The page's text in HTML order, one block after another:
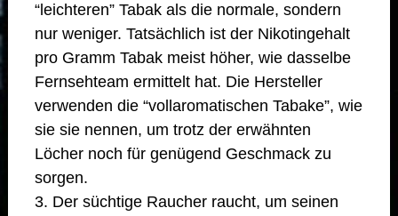
“leichteren” Tabak als die normale, sondern
nur weniger. Tatsächlich ist der Nikotingehalt
pro Gramm Tabak meist höher, wie dasselbe
Fernsehteam ermittelt hat. Die Hersteller
verwenden die “vollaromatischen Tabake”, wie
sie sie nennen, um trotz der erwähnten
Löcher noch für genügend Geschmack zu
sorgen.
3. Der süchtige Raucher raucht, um seinen